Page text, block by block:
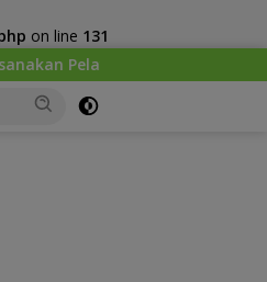
on line 131
Gratis 1 x 24 Jam